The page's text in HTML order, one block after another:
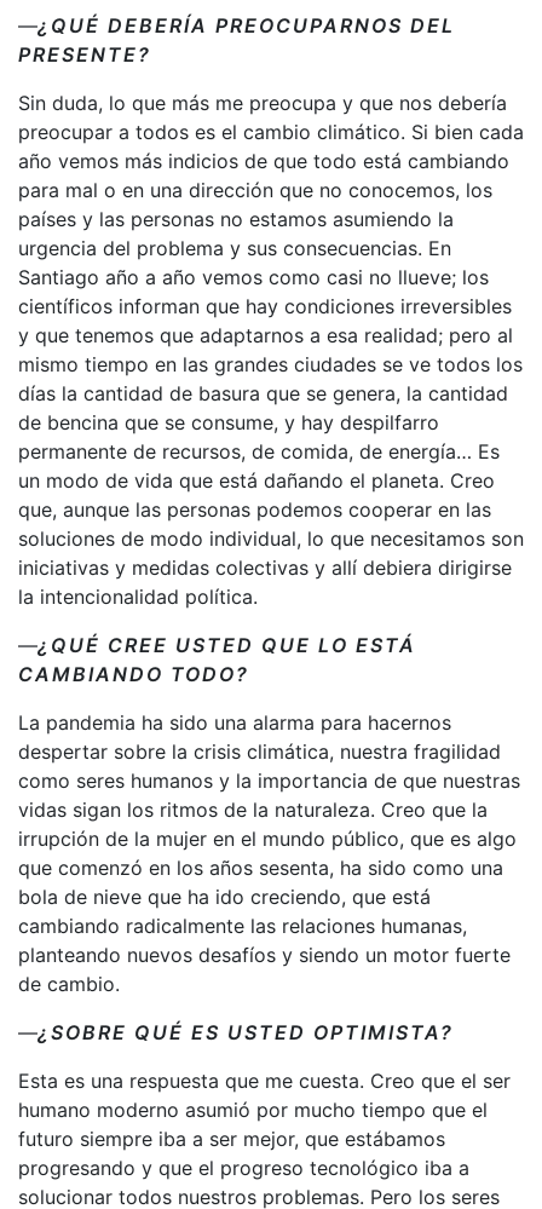
—¿QUÉ DEBERÍA PREOCUPARNOS DEL
PRESENTE?
Sin duda, lo que más me preocupa y que nos debería
preocupar a todos es el cambio climático. Si bien cada
año vemos más indicios de que todo está cambiando
para mal o en una dirección que no conocemos, los
países y las personas no estamos asumiendo la
urgencia del problema y sus consecuencias. En
Santiago año a año vemos como casi no llueve; los
científicos informan que hay condiciones irreversibles
y que tenemos que adaptarnos a esa realidad; pero al
mismo tiempo en las grandes ciudades se ve todos los
días la cantidad de basura que se genera, la cantidad
de bencina que se consume, y hay despilfarro
permanente de recursos, de comida, de energía… Es
un modo de vida que está dañando el planeta. Creo
que, aunque las personas podemos cooperar en las
soluciones de modo individual, lo que necesitamos son
iniciativas y medidas colectivas y allí debiera dirigirse
la intencionalidad política.
—¿QUÉ CREE USTED QUE LO ESTÁ
CAMBIANDO TODO?
La pandemia ha sido una alarma para hacernos
despertar sobre la crisis climática, nuestra fragilidad
como seres humanos y la importancia de que nuestras
vidas sigan los ritmos de la naturaleza. Creo que la
irrupción de la mujer en el mundo público, que es algo
que comenzó en los años sesenta, ha sido como una
bola de nieve que ha ido creciendo, que está
cambiando radicalmente las relaciones humanas,
planteando nuevos desafíos y siendo un motor fuerte
de cambio.
—¿SOBRE QUÉ ES USTED OPTIMISTA?
Esta es una respuesta que me cuesta. Creo que el ser
humano moderno asumió por mucho tiempo que el
futuro siempre iba a ser mejor, que estábamos
progresando y que el progreso tecnológico iba a
solucionar todos nuestros problemas. Pero los seres